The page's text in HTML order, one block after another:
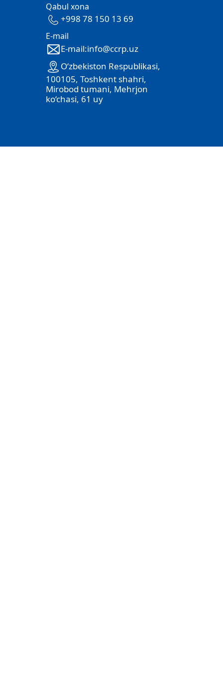
Qabul xona
+998 78 150 13 69
E-mail
E-mail:info@ccrp.uz
O‘zbekiston Respublikasi,
100105, Toshkent shahri,
Mirobod tumani, Mehrjon
ko‘chasi, 61 uy